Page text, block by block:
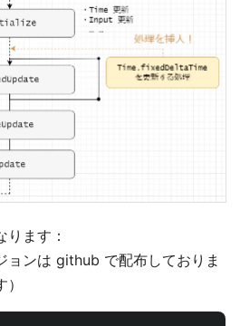
ます：
ョンは github で配布しておりま